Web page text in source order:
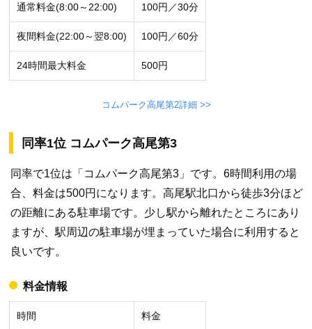
通常料金(8:00～22:00) 100円／30分
夜間料金(22:00～翌8:00) 100円／60分
24時間最大料金 500円
コムパーク高尾第2詳細 >>
同率1位 コムパーク高尾第3
同率で1位は「コムパーク高尾第3」です。6時間利用の場
合、料金は500円になります。高尾駅北口から徒歩3分ほど
の距離にある駐車場です。少し駅から離れたところにあり
ますが、駅周辺の駐車場が埋まっていた場合に利用すると
良いです。
料金情報
時間 料金